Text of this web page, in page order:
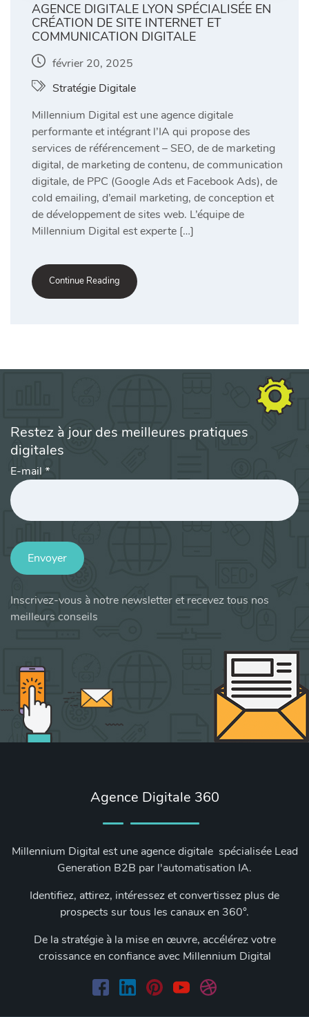
AGENCE DIGITALE LYON SPÉCIALISÉE EN
CRÉATION DE SITE INTERNET ET
COMMUNICATION DIGITALE
février 20, 2025
Stratégie Digitale
Millennium Digital est une agence digitale
performante et intégrant l’IA qui propose des
services de référencement – SEO, de de marketing
digital, de marketing de contenu, de communication
digitale, de PPC (Google Ads et Facebook Ads), de
cold emailing, d’email marketing, de conception et
de développement de sites web. L’équipe de
Millennium Digital est experte […]
Continue Reading
Restez à jour des meilleures pratiques
digitales
E-mail *
Envoyer
Inscrivez-vous à notre newsletter et recevez tous nos
meilleurs conseils
Agence Digitale 360
Millennium Digital est une agence digitale spécialisée Lead
Generation B2B par l'automatisation IA.
Identifiez, attirez, intéressez et convertissez plus de
prospects sur tous les canaux en 360°.
De la stratégie à la mise en œuvre, accélérez votre
croissance en confiance avec Millennium Digital